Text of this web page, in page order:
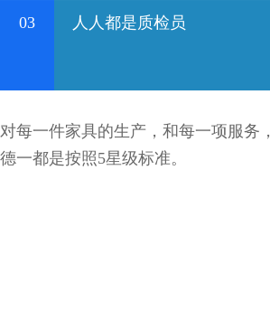
03 人人都是质检员
对每一件家具的生产，和每一项服务，
德一都是按照5星级标准。